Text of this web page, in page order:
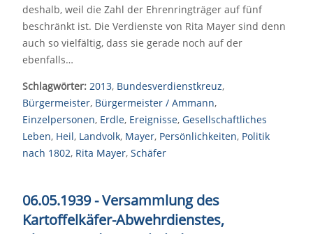
deshalb, weil die Zahl der Ehrenringträger auf fünf
beschränkt ist. Die Verdienste von Rita Mayer sind denn
auch so vielfältig, dass sie gerade noch auf der
ebenfalls…
Schlagwörter: 2013, Bundesverdienstkreuz,
Bürgermeister, Bürgermeister / Ammann,
Einzelpersonen, Erdle, Ereignisse, Gesellschaftliches
Leben, Heil, Landvolk, Mayer, Persönlichkeiten, Politik
nach 1802, Rita Mayer, Schäfer
06.05.1939 - Versammlung des
Kartoffelkäfer-Abwehrdienstes,